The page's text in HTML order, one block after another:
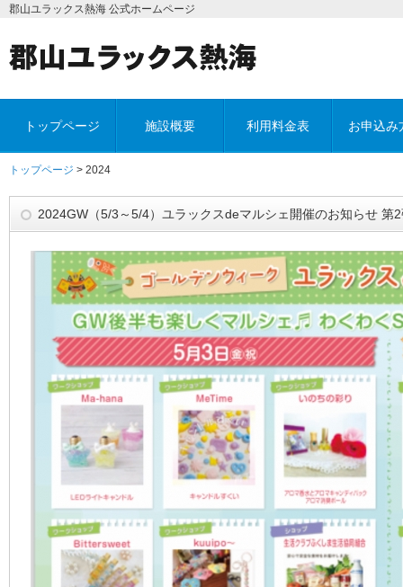
郡山ユラックス熱海 公式ホームページ
トップページ 施設概要 利用料金表 お申込み
トップページ > 2024
2024GW（5/3～5/4）ユラックスdeマルシェ開催のお知らせ 第